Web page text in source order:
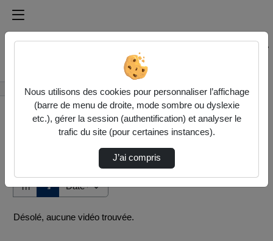
Médiathèque de l'université Paris
Rechercher un média sur Médiathèque de l'université
Accueil Vidéos
Tri ↘
Désolé, aucune vidéo trouvée.
Nous utilisons des cookies pour personnaliser l’affichage
(barre de menu de droite, mode sombre ou dyslexie
etc.), gérer la session (authentification) et analyser le
trafic du site (pour certaines instances).
J’ai compris